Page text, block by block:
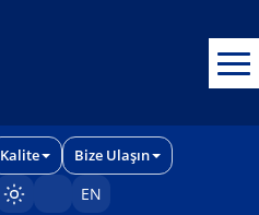
Kalite Bize Ulaşın
Sayfayı karart/aç
EN